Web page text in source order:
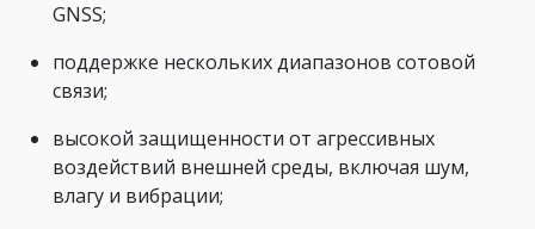
GNSS;
поддержке нескольких диапазонов сотовой
связи;
высокой защищенности от агрессивных
воздействий внешней среды, включая шум,
влагу и вибрации;